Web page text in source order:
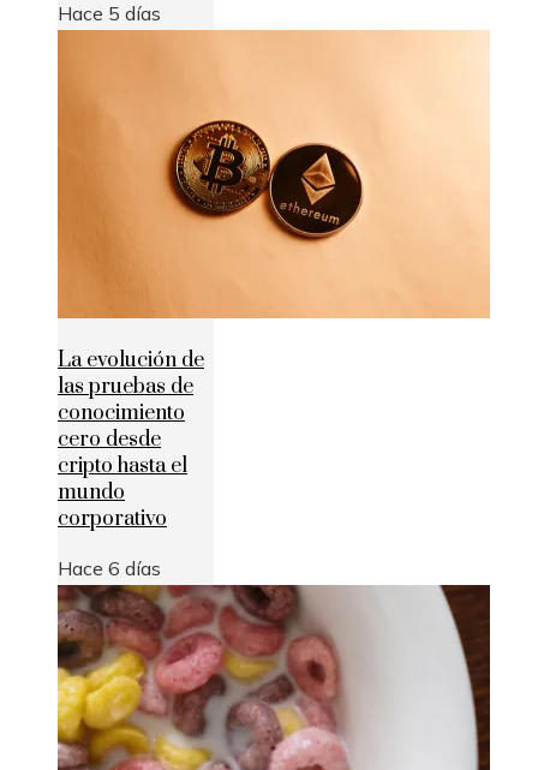
Hace 5 días
La evolución de
las pruebas de
conocimiento
cero desde
cripto hasta el
mundo
corporativo
Hace 6 días